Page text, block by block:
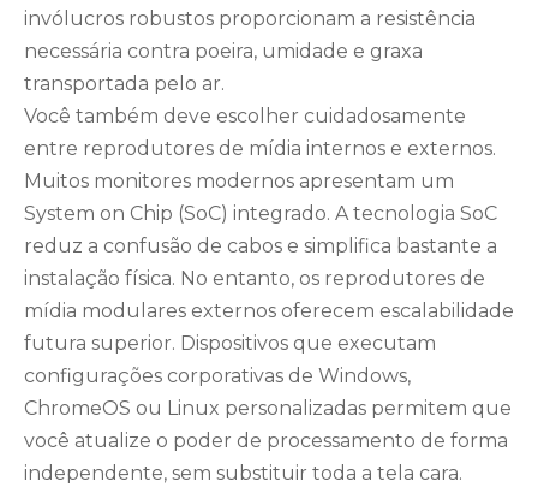
invólucros robustos proporcionam a resistência
necessária contra poeira, umidade e graxa
transportada pelo ar.
Você também deve escolher cuidadosamente
entre reprodutores de mídia internos e externos.
Muitos monitores modernos apresentam um
System on Chip (SoC) integrado. A tecnologia SoC
reduz a confusão de cabos e simplifica bastante a
instalação física. No entanto, os reprodutores de
mídia modulares externos oferecem escalabilidade
futura superior. Dispositivos que executam
configurações corporativas de Windows,
ChromeOS ou Linux personalizadas permitem que
você atualize o poder de processamento de forma
independente, sem substituir toda a tela cara.